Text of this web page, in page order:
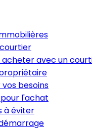
acheter avec un
besoins
l'achat
à éviter